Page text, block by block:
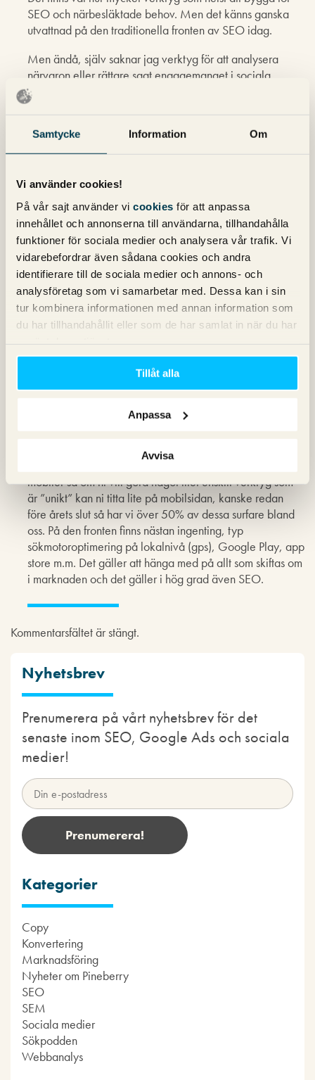
Samtycke Information Om
Vi använder cookies!
På vår sajt använder vi cookies för att anpassa
innehållet och annonserna till användarna, tillhandahålla
funktioner för sociala medier och analysera vår trafik. Vi
vidarebefordrar även sådana cookies och andra
identifierare till de sociala medier och annons- och
analysföretag som vi samarbetar med. Dessa kan i sin
tur kombinera informationen med annan information som
du har tillhandahållit eller som de har samlat in när du har
Tillåt alla
Anpassa
Avvisa
SEO och närbesläktade behov. Men det känns ganska
utvattnad på den traditionella fronten av SEO idag.
Men ändå, själv saknar jag verktyg för att analysera
närvaron eller rättare sagt engagemanget i sociala
medier, typ hur mycket en länk retweetas, hur bilder
pinnas på Pinterest/Flickr och dess engagemang dvs hur
kommer ut i (hur mycket man når ut till besökarnas
enheter direkt och inte bara placeringen i Google).
Men jag saknar också bra analysverktyg som tar till
helheten som t.ex. infrastrukturen såsom hur snabb sidan
är (server responstid, extra hops, delade IP m.m.), finns
mobilvariant (som jag är övertygad bidrar till ökat värde)
tillsammans värderat med sociala medier osv.
De verktyg som försöker skapa enskilda bilder av
inlänkar, värden eller on-page optimeringar osv säger
ganska lite på ”executive” nivå. Man behöver likväl
gräva i Webmaster tools, Google Analytics, Arefs,
MajesticSEO, Seomoz osv och göra egna analyser och
presentera för att få någonsåndär bild av verkligheten.
Den som skapar ett verktyg som ger en samlad
tillsammans med nyckeltalen man följer kommer bli
mobiler så om ni vill göra något litet enskilt verktyg som
är ”unikt” kan ni titta lite på mobilsidan, kanske redan
före årets slut så har vi över 50% av dessa surfare bland
oss. På den fronten finns nästan ingenting, typ
sökmotoroptimering på lokalnivå (gps), Google Play, app
store m.m. Det gäller att hänga med på allt som skiftas om
i marknaden och det gäller i hög grad även SEO.
Kommentarsfältet är stängt.
Nyhetsbrev
Prenumerera på vårt nyhetsbrev för det
senaste inom SEO, Google Ads och sociala
medier!
Kategorier
Copy
Konvertering
Marknadsföring
Nyheter om Pineberry
SEO
SEM
Sociala medier
Sökpodden
Webbanalys